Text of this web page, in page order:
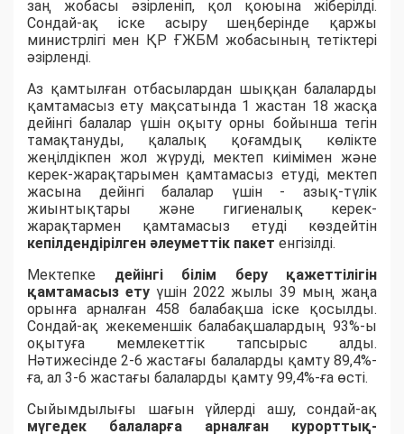
заң жобасы әзірленіп, қол қоюына жіберілді.
Сондай-ақ іске асыру шеңберінде қаржы
министрлігі мен ҚР ҒЖБМ жобасының тетіктері
әзірленді.
Аз қамтылған отбасылардан шыққан балаларды
қамтамасыз ету мақсатында 1 жастан 18 жасқа
дейінгі балалар үшін оқыту орны бойынша тегін
тамақтануды, қалалық қоғамдық көлікте
жеңілдікпен жол жүруді, мектеп киімімен және
керек-жарақтарымен қамтамасыз етуді, мектеп
жасына дейінгі балалар үшін - азық-түлік
жиынтықтары және гигиеналық керек-
жарақтармен қамтамасыз етуді көздейтін
кепілдендірілген әлеуметтік пакет енгізілді.
Мектепке дейінгі білім беру қажеттілігін
қамтамасыз етуүшін 2022 жылы 39 мың жаңа
орынға арналған 458 балабақша іске қосылды.
Сондай-ақ жекеменшік балабақшалардың 93%-ы
оқытуға мемлекеттік тапсырыс алды.
Нәтижесінде 2-6 жастағы балаларды қамту 89,4%-
ға, ал 3-6 жастағы балаларды қамту 99,4%-ға өсті.
Сыйымдылығы шағын үйлерді ашу, сондай-ақ
мүгедек балаларға арналған курорттық-